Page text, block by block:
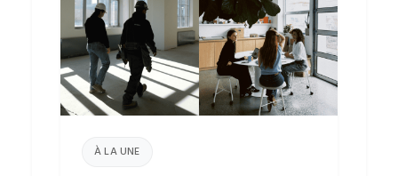
À LA UNE